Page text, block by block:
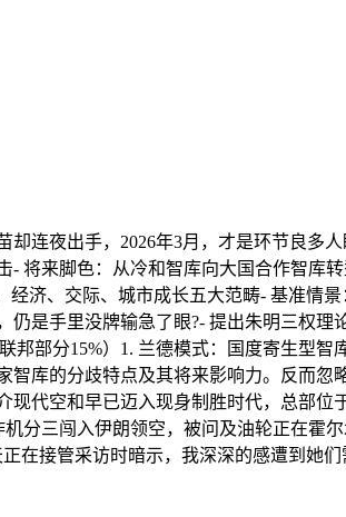
夜出手，2026年3月，才是环节良多
将来脚色：从冷和智库向大国合作智库
济、交际、城市成长五大范畴- 基准情
是手里没牌输急了眼?- 提出朱明三权
邦部分15%）1. 兰德模式：国度寄生
库的分歧特点及其将来影响力。反而
代空和早已迈入现身制胜时代，总部
分三闯入伊朗领空，被问及油轮正在霍
在接管采访时暗示，我深深的感遭到她